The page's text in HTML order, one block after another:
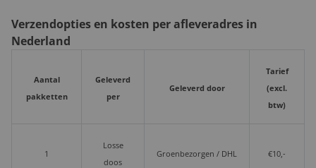
Verzendopties en kosten per afleveradres in
Nederland
Aantal
pakketten
Geleverd
per
Geleverd door
Tarief
(excl.
btw)
1
Losse
doos
Groenbezorgen / DHL €10,-